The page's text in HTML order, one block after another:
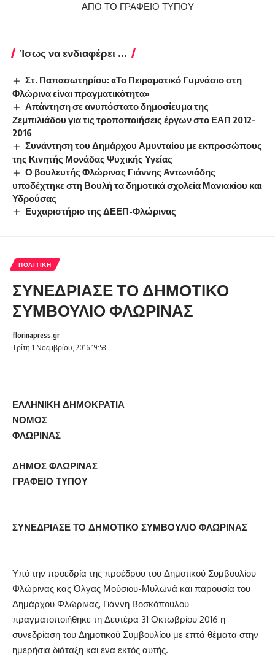
ΑΠΟ ΤΟ ΓΡΑΦΕΙΟ ΤΥΠΟΥ
Ίσως να ενδιαφέρει ...
Στ. Παπασωτηρίου: «Το Πειραματικό Γυμνάσιο στη
Φλώρινα είναι πραγματικότητα»
Απάντηση σε ανυπόστατο δημοσίευμα της
Ζεμπιλιάδου για τις τροποποιήσεις έργων στο ΕΑΠ 2012-
2016
Συνάντηση του Δημάρχου Αμυνταίου με εκπροσώπους
της Κινητής Μονάδας Ψυχικής Υγείας
Ο βουλευτής Φλώρινας Γιάννης Αντωνιάδης
υποδέχτηκε στη Βουλή τα δημοτικά σχολεία Μανιακίου και
Υδρούσας
Ευχαριστήριο της ΔΕΕΠ-Φλώρινας
ΠΟΛΙΤΙΚΉ
ΣΥΝΕΔΡΙΑΣΕ ΤΟ ΔΗΜΟΤΙΚΟ
ΣΥΜΒΟΥΛΙΟ ΦΛΩΡΙΝΑΣ
Τρίτη 1 Νοεμβρίου, 2016 19:58
florinapress.gr
ΕΛΛΗΝΙΚΗ ΔΗΜΟΚΡΑΤΙΑ
ΝΟΜΟΣ
ΦΛΩΡΙΝΑΣ
ΔΗΜΟΣ ΦΛΩΡΙΝΑΣ
ΓΡΑΦΕΙΟ ΤΥΠΟΥ
ΣΥΝΕΔΡΙΑΣΕ ΤΟ ΔΗΜΟΤΙΚΟ ΣΥΜΒΟΥΛΙΟ ΦΛΩΡΙΝΑΣ
Υπό την προεδρία της προέδρου του Δημοτικού Συμβουλίου
Φλώρινας κας Όλγας Μούσιου-Μυλωνά και παρουσία του
Δημάρχου Φλώρινας, Γιάννη Βοσκόπουλου
πραγματοποιήθηκε τη Δευτέρα 31 Οκτωβρίου 2016 η
συνεδρίαση του Δημοτικού Συμβουλίου με επτά θέματα στην
ημερήσια διάταξη και ένα εκτός αυτής.